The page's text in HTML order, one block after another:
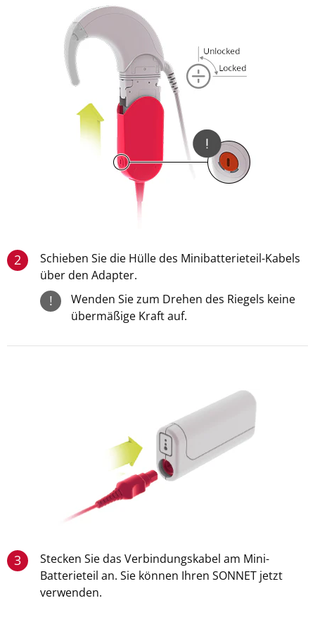
2
Schieben Sie die Hülle des Minibatterieteil-Kabels
über den Adapter.
!
Wenden Sie zum Drehen des Riegels keine
übermäßige Kraft auf.
3
Stecken Sie das Verbindungskabel am Mini-
Batterieteil an. Sie können Ihren SONNET jetzt
verwenden.